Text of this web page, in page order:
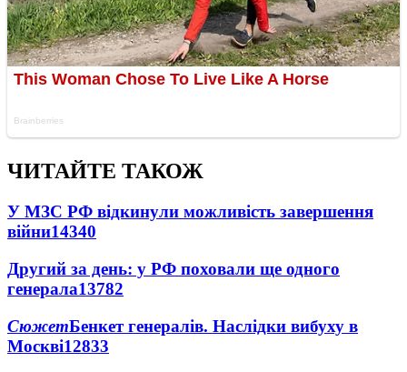
ЧИТАЙТЕ ТАКОЖ
У МЗС РФ відкинули можливість завершення
війни14340
Другий за день: у РФ поховали ще одного
генерала13782
СюжетБенкет генералів. Наслідки вибуху в
Москві12833